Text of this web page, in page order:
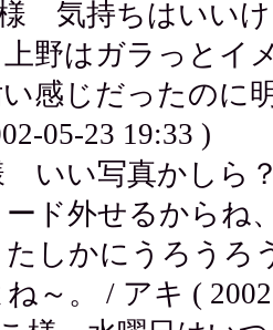
気持ちはいいけ
上野はガラっとイ
い感じだったのに
05-23 19:33 )
いい写真かしら
ード外せるからね
たしかにうろうろ
～。 / アキ (